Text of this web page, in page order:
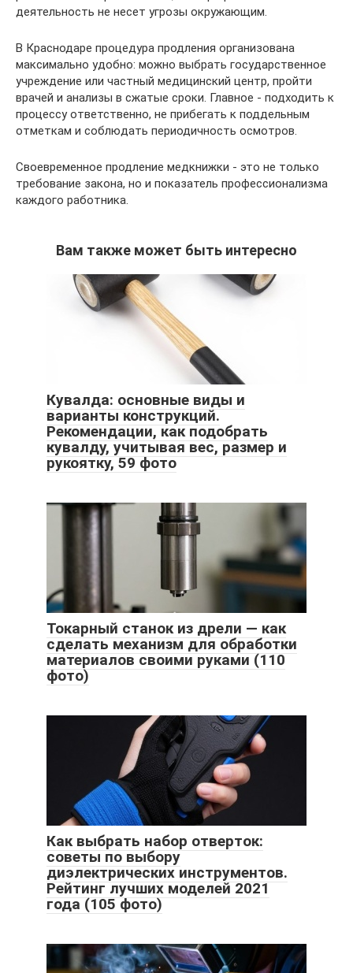
деятельность не несет угрозы окружающим.
В Краснодаре процедура продления организована
максимально удобно: можно выбрать государственное
учреждение или частный медицинский центр, пройти
врачей и анализы в сжатые сроки. Главное - подходить к
процессу ответственно, не прибегать к поддельным
отметкам и соблюдать периодичность осмотров.
Своевременное продление медкнижки - это не только
требование закона, но и показатель профессионализма
каждого работника.
Вам также может быть интересно
Кувалда: основные виды и
варианты конструкций.
Рекомендации, как подобрать
кувалду, учитывая вес, размер и
рукоятку, 59 фото
Токарный станок из дрели — как
сделать механизм для обработки
материалов своими руками (110
фото)
Как выбрать набор отверток:
советы по выбору
диэлектрических инструментов.
Рейтинг лучших моделей 2021
года (105 фото)